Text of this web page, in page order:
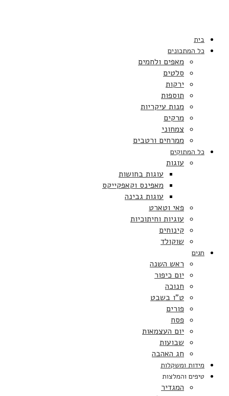
בית
כל המתכונים
מאפים ולחמים
סלטים
ירקות
תוספות
מנות עיקריות
מרקים
צמחוני
ממרחים ורטבים
כל המתוקים
עוגות
עוגות בחושות
מאפינס וקאפקייקס
עוגות גבינה
פאי וטארט
עוגיות וחיתוכיות
קינוחים
שוקולד
חגים
ראש השנה
יום כיפור
חנוכה
ט”ו בשבט
פורים
פסח
יום העצמאות
שבועות
חג האהבה
מידות ומשקלות
טיפים והמלצות
המגדיר